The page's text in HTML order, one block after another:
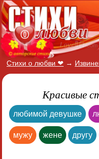
Стихи о любви ❤ →
Красивые
любимой девушке
мужу жене другу